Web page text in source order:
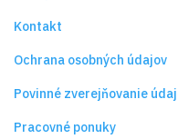
Kontakt
Ochrana osobných údajov
Povinné zverejňovanie
Pracovné ponuky